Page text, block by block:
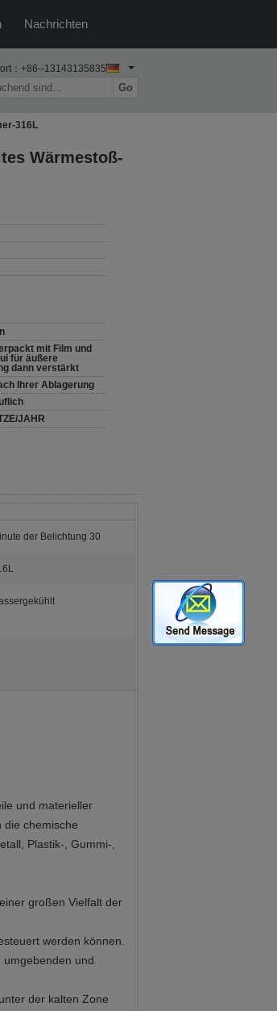
Nachrichten
： +86--13143135835
Go
316L
Wärmestoß-
mit Film und
für äußere
dann verstärkt
Ihrer Ablagerung
JAHR
der Belichtung 30
und materieller
die chemische
Plastik-, Gummi-,
großen Vielfalt der
werden können.
und
der kalten Zone